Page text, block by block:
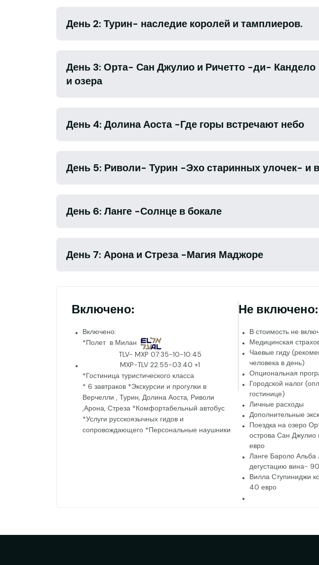
День 2: Турин- наследие королей и тамплиеров.
День 3: Орта- Сан Джулио и Ричетто -ди-
и озера
День 4: Долина Аоста -Где горы встречают небо
День 5: Риволи- Турин -Эхо старинных
День 6: Ланге -Солнце в бокале
День 7: Арона и Стреза -Магия Маджоре
Включено:
Включено:
*Полет в Милан
TLV- MXP 07:35-10-10:45
MXP-TLV 22:55-03:40+1
*Гостиница туристического класса
* 6 завтраков *Экскурсии и прогулки в
Верчелли , Турин, Долина Аоста, Риволи
,Арона, Стреза *Комфортабельный автобус
*Услуги русскоязычных гидов и
сопровождающего *Персональные наушники
Не включено:
В стоимость не
Медицинская
Чаевые гиду
человека в день)
Опциональная
Городской налог
гостинице)
Личные расходы
Дополнительные
Поездка на озеро
острова Сан
евро
Ланге Бароло
дегустацию вина-
Вилла Ступиниджи
40 евро